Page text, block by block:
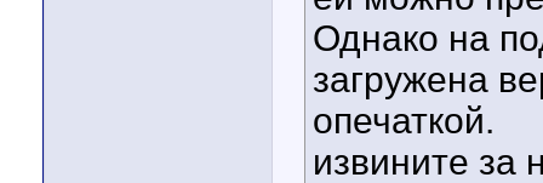
Однако на
загружена
опечаткой.
извините за